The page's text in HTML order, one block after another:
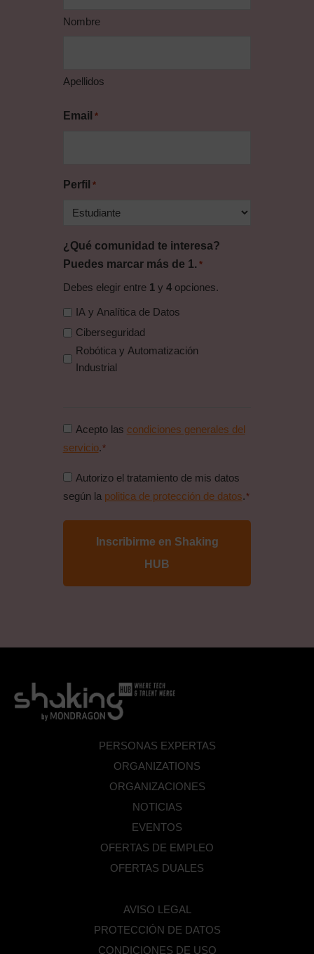
Nombre
Apellidos
Email *
Perfil *
¿Qué comunidad te interesa?
Puedes marcar más de 1. *
Debes elegir entre 1y 4opciones.
IA y Analítica de Datos
Ciberseguridad
Robótica y Automatización
Industrial
Consentimiento
condiciones
*
Acepto las condiciones generales del
servicio. *
Consentimiento
politica
*
Autorizo el tratamiento de mis datos
según la politica de protección de datos. *
PERSONAS EXPERTAS
ORGANIZATIONS
ORGANIZACIONES
NOTICIAS
EVENTOS
OFERTAS DE EMPLEO
OFERTAS DUALES
AVISO LEGAL
PROTECCIÓN DE DATOS
CONDICIONES DE USO